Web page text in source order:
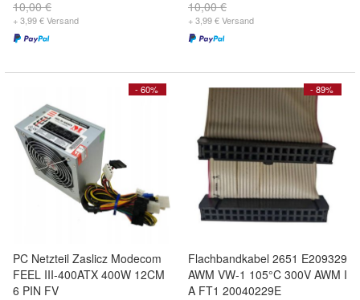
10,00 €
+ 3,99 € Versand
10,00 €
+ 3,99 € Versand
- 60%
PC Netzteil Zaslicz Modecom
FEEL III-400ATX 400W 12CM
6 PIN FV
- 89%
Flachbandkabel 2651 E209329
AWM VW-1 105°C 300V AWM I
A FT1 20040229E